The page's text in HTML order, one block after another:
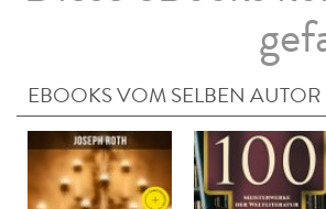
EBOOKS VOM SELBEN AUTOR